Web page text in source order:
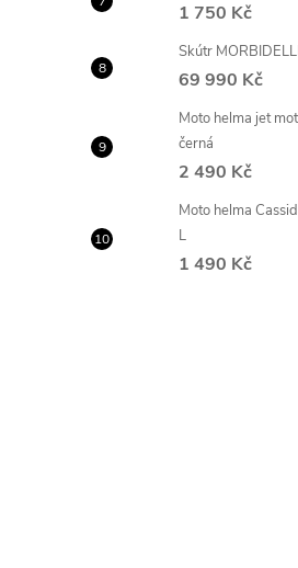
1 750 Kč
Skútr
69 990 Kč
Moto helma jet
černá
2 490 Kč
Moto helma
L
1 490 Kč